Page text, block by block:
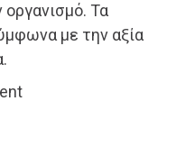
Τα
με την αξία